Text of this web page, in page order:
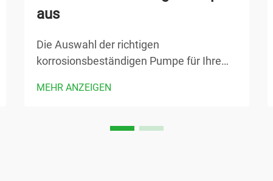
aus
Die Auswahl der richtigen
korrosionsbeständigen Pumpe für Ihre
um Betriebseffizienz, Sicherheit und
sicherzustellen. Chemieanlagen,
MEHR ANZEIGEN